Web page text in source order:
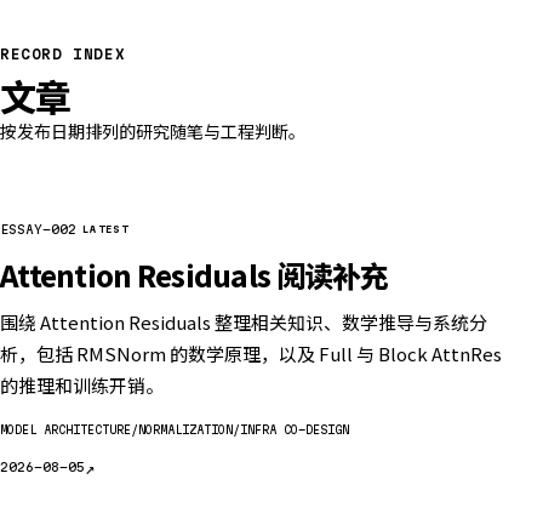
RECORD INDEX
文章
按发布日期排列的研究随笔与工程判断。
ESSAY-002 LATEST
Attention Residuals 阅读补充
围绕 Attention Residuals 整理相关知识、数学推导与系统分
析，包括 RMSNorm 的数学原理，以及 Full 与 Block AttnRes
的推理和训练开销。
MODEL ARCHITECTURE NORMALIZATION INFRA CO-DESIGN
2026-08-05↗